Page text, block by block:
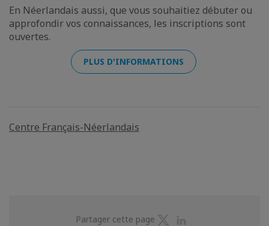
En Néerlandais aussi, que vous souhaitiez débuter ou
approfondir vos connaissances, les inscriptions sont
ouvertes.
PLUS D'INFORMATIONS
Centre Français-Néerlandais
Partager cette page
Partager